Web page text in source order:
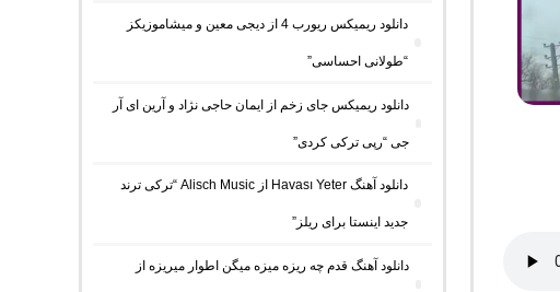
دانلود ریمیکس ریورب 4 از دیجی معین و میشاموزیکز
“طولانی احساسی”
دانلود ریمیکس جای زخم از ایمان حاجی نژاد و آرین ای آر
جی “رپی ترکی کردی”
دانلود آهنگ Havası Yeter از Alisch Music “ترکی ترند
جدید اینستا برای ریلز”
دانلود آهنگ ﻗﺪم ﭼﻪ رﻳﺰه ﻣﻴﺰه ﻣﻴﮕﻦ اﻃﻮار ﻣﻴﺮﻳﺰه از